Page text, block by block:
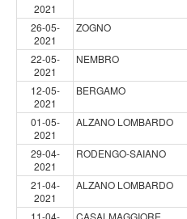
2021
26-05-
2021
ZOGNO
22-05-
2021
NEMBRO
12-05-
2021
BERGAMO
01-05-
2021
ALZANO LOMBARDO
29-04-
2021
RODENGO-SAIANO
21-04-
2021
ALZANO LOMBARDO
11-04-
CASALMAGGIORE